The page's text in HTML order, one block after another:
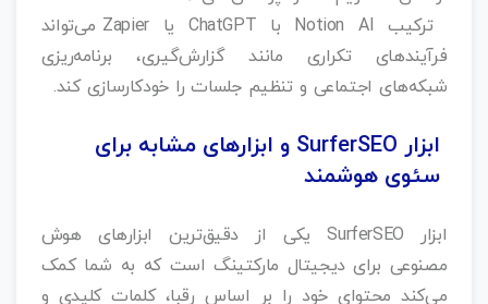
ترکیب Notion AI با ChatGPT یا Zapier می‌تواند
فرآیندهای تکراری مانند گزارش‌گیری، برنامه‌ریزی
شبکه‌های اجتماعی و تنظیم جلسات را خودکارسازی کند.
ابزار SurferSEO و ابزارهای مشابه برای
سئوی هوشمند
ابزار SurferSEO یکی از دقیق‌ترین ابزارهای هوش
مصنوعی برای دیجیتال مارکتینگ است که به شما کمک
می‌کند محتوای خود را بر اساس رقبا، کلمات کلیدی و